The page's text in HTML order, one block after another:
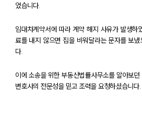
었습니다.
임대차계약서에 따라 계약 해지 사유가 발생하
료를 내지 않으면 집을 비워달라는 문자를 보
다.
이에 소송을 위한 부동산법률사무소를 알아보
변호사의 전문성을 믿고 조력을 요청하셨습니다.